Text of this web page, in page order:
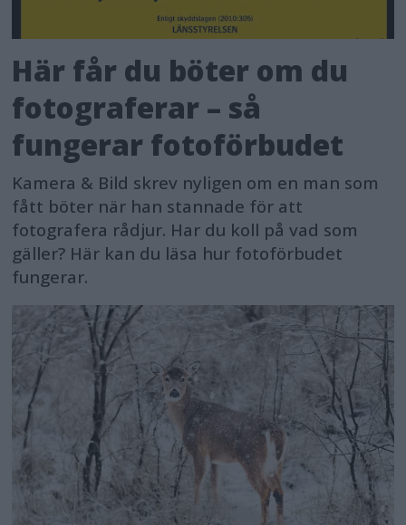
Här får du böter om du
fotograferar – så
fungerar fotoförbudet
Kamera & Bild skrev nyligen om en man som
fått böter när han stannade för att
fotografera rådjur. Har du koll på vad som
gäller? Här kan du läsa hur fotoförbudet
fungerar.